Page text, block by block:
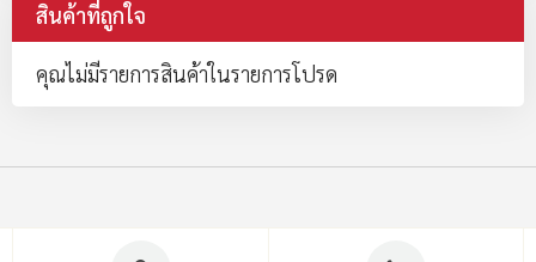
สินค้าที่ถูกใจ
คุณไม่มีรายการสินค้าในรายการโปรด